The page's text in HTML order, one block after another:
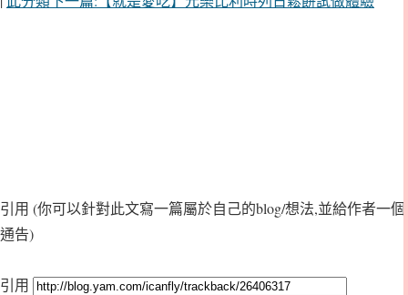
引用 (你可以針對此文寫一篇屬於自己的blog/想法,並給作者一個
通告)
引用